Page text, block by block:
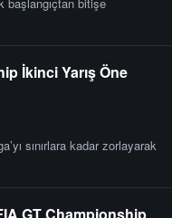
İkinci Yarış Öne
sınırlara kadar zorlayarak
GT Championship